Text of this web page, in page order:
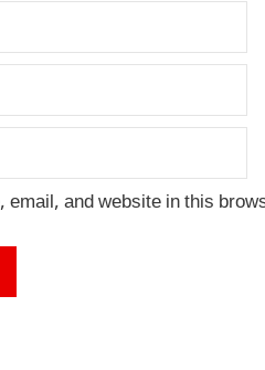
email, and website in this